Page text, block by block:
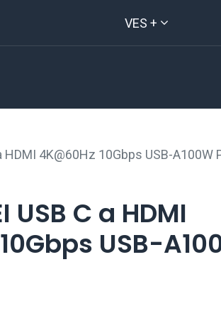
VES +
HDMI 4K@60Hz 10Gbps USB-A100W
USB C a HDMI
USB-